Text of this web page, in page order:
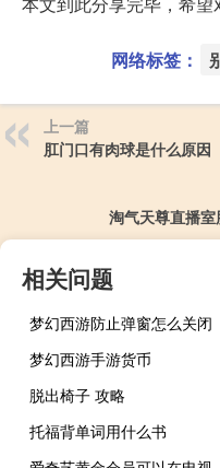
网络标签：
上一篇
肛门口有肉球是什么原因
淘气天尊直播室
相关问题
梦幻西游防止弹窗怎么关闭
梦幻西游手游货币
脱出椅子 攻略
托福背单词用什么书